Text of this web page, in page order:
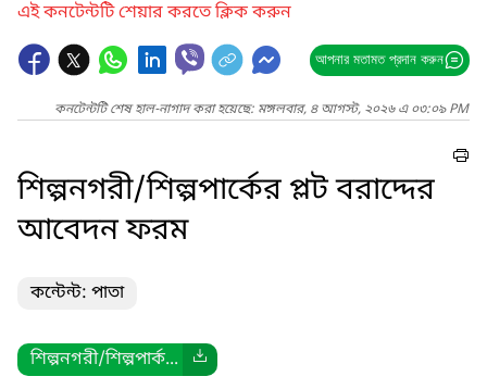
এই কনটেন্টটি শেয়ার করতে ক্লিক করুন
আপনার মতামত প্রদান করুন
কনটেন্টটি শেষ হাল-নাগাদ করা হয়েছে: মঙ্গলবার, ৪ আগস্ট, ২০২৬ এ ০৩:০৯ PM
শিল্পনগরী/শিল্পপার্কের প্লট বরাদ্দের
আবেদন ফরম
কন্টেন্ট: পাতা
শিল্পনগরী/শিল্পপার্ক...